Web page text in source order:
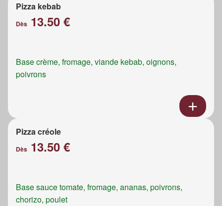
Pizza kebab
Dès 13.50 €
Base crème, fromage, viande kebab, oignons,
poivrons
Pizza créole
Dès 13.50 €
Base sauce tomate, fromage, ananas, poivrons,
chorizo, poulet